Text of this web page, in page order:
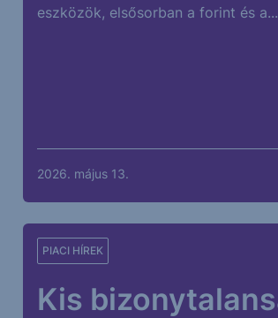
eszközök, elsősorban a forint és a...
2026. május 13.
Kis
PIACI HÍREK